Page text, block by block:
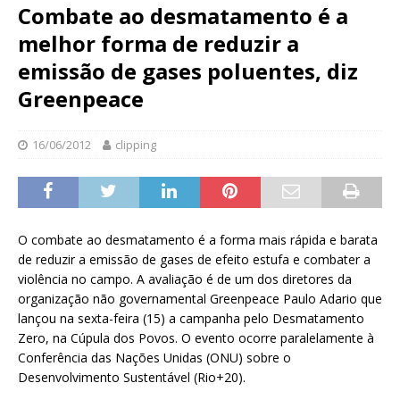
Combate ao desmatamento é a
melhor forma de reduzir a
emissão de gases poluentes, diz
Greenpeace
16/06/2012 clipping
O combate ao desmatamento é a forma mais rápida e barata
de reduzir a emissão de gases de efeito estufa e combater a
violência no campo. A avaliação é de um dos diretores da
organização não governamental Greenpeace Paulo Adario que
lançou na sexta-feira (15) a campanha pelo Desmatamento
Zero, na Cúpula dos Povos. O evento ocorre paralelamente à
Conferência das Nações Unidas (ONU) sobre o
Desenvolvimento Sustentável (Rio+20).